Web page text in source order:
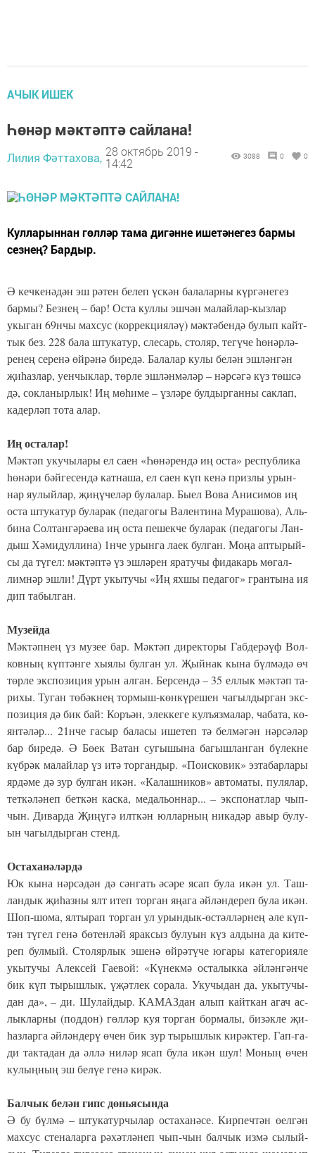
АЧЫК ИШЕК
Һө­нәр мәк­тәп­тә сай­ла­на!
Лилия Фәттахова, 28 октябрь 2019 -
14:42
3088 0 0
Кул­ла­рын­нан гөл­ләр та­ма ди­гән­не ише­тә­не­гез бар­мы
сез­нең? Бар­дыр.
Ә кеч­ке­нә­дән эш рә­тен бе­леп үс­кән ба­ла­лар­ны күр­гә­не­гез
бар­мы? Без­нең – бар! Ос­та кул­лы эш­чән ма­лай­лар-кыз­лар
укы­ган 69нчы мах­сус (кор­рек­ци­я­ләү) мәк­тә­бен­дә бу­лып кайт­
тык без. 228 ба­ла шту­ка­тур, сле­сарь, сто­ляр, те­гү­че һө­нәр­лә­
ре­нең се­ре­нә өй­рә­нә би­ре­дә. Ба­ла­лар ку­лы бе­лән эш­лән­гән
җи­һаз­лар, уен­чык­лар, төр­ле эш­лән­мә­ләр – нәр­сә­гә күз төш­сә
дә, сок­ла­ныр­лык! Иң мө­һи­ме – үз­лә­ре бул­дыр­ган­ны сак­лап,
ка­дер­ләп то­та алар.
Иң ос­та­лар!
Мәк­тәп уку­чы­ла­ры ел са­ен «Һө­нә­рен­дә иң ос­та» рес­пуб­ли­ка
һө­нә­ри бәй­ге­сен­дә кат­на­ша, ел са­ен күп ке­нә приз­лы урын­
нар яу­лый­лар, җи­ңү­че­ләр бу­ла­лар. Бы­ел Во­ва Ани­си­мов иң
ос­та шту­ка­тур бу­ла­рак (пе­да­го­гы Ва­лен­ти­на Му­ра­шо­ва), Аль­
би­на Сол­тан­гә­рә­е­ва иң ос­та пе­шек­че бу­ла­рак (пе­да­го­гы Лан­
дыш Хә­ми­дул­ли­на) 1нче урын­га ла­ек бул­ган. Мо­ңа ап­ты­рый­
сы да тү­гел: мәк­тәп­тә үз эш­лә­рен яра­ту­чы фи­да­карь мө­гал­
лим­нәр эш­ли! Дүрт укы­ту­чы «Иң ях­шы пе­да­гог» гран­ты­на ия
дип та­был­ган.
Му­зей­да
Мәк­тәп­нең үз му­зее бар. Мәк­тәп ди­рек­то­ры Габ­де­рәүф Вол­
ков­ның күп­тән­ге хы­я­лы бул­ган ул. Җый­нак кы­на бүл­мә­дә өч
төр­ле экс­по­зи­ция урын ал­ган. Бер­сен­дә – 35 ел­лык мәк­тәп та­
ри­хы. Ту­ган тө­бәк­нең тор­мыш-көн­кү­ре­шен ча­гыл­дыр­ган экс­
по­зи­ция дә бик бай: Коръ­ән, элек­ке­ге кулъ­яз­ма­лар, ча­ба­та, кө­
ян­тә­ләр... 21нче га­сыр ба­ла­сы ише­теп тә бел­мә­гән нәр­сә­ләр
бар би­ре­дә. Ә Бө­ек Ва­тан су­гы­шы­на ба­гыш­лан­ган бү­лек­не
күб­рәк ма­лай­лар үз итә тор­ган­дыр. «По­ис­ко­вик» эз­та­бар­ла­ры
яр­дә­ме дә зур бул­ган икән. «Ка­лаш­ни­ков» ав­то­ма­ты, пу­ля­лар,
тет­кә­лә­неп бет­кән кас­ка, ме­даль­он­нар... – экс­по­нат­лар чып-
чын. Ди­вар­да Җи­ңү­гә илт­кән юл­лар­ның ни­ка­дәр авыр бу­лу­
ын ча­гыл­дыр­ган стенд.
Ос­та­ха­нә­ләр­дә
Юк кы­на нәр­сә­дән дә сән­гать әсә­ре ясап бу­ла икән ул. Таш­
лан­дык җи­һаз­ны ялт итеп тор­ган яңа­га әй­лән­де­реп бу­ла икән.
Шоп-шо­ма, ял­ты­рап тор­ган ул урын­дык-өс­тәл­ләр­нең әле күп­
тән тү­гел ге­нә бө­тен­ләй ярак­сыз бу­лу­ын күз ал­ды­на да ки­те­
реп бул­мый. Сто­ляр­лык эше­нә өй­рә­тү­че юга­ры ка­те­го­ри­я­ле
укы­ту­чы Алек­сей Га­е­вой: «Кү­нек­мә ос­та­лык­ка әй­лән­гән­че
бик күп ты­рыш­лык, үҗәт­лек со­ра­ла. Уку­чы­дан да, укы­ту­чы­
дан да», – ди. Шу­лай­дыр. КА­МАЗ­дан алып кайт­кан агач ас­
лык­лар­ны (под­дон) гөл­ләр куя тор­ган бор­ма­лы, би­зәк­ле җи­
һаз­лар­га әй­лән­де­рү өчен бик зур ты­рыш­лык ки­рәк­тер. Гап-га­
ди так­та­дан да әл­лә ни­ләр ясап бу­ла икән шул! Мо­ның өчен
ку­лың­ның эш бе­лүе ге­нә ки­рәк.
Бал­чык бе­лән гипс дөнь­я­сын­да
Ә бу бүл­мә – шту­ка­тур­чы­лар ос­та­ха­нә­се. Кир­печ­тән өел­гән
мах­сус сте­на­лар­га рә­хәт­лә­неп чып-чын бал­чык из­мә сы­лый­